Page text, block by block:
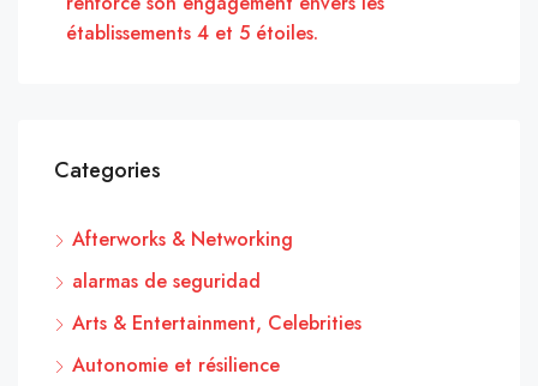
établissements 4 et 5 étoiles.
Categories
Afterworks & Networking
alarmas de seguridad
Arts & Entertainment, Celebrities
Autonomie et résilience